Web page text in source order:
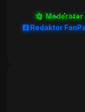
Moderator
Redaktor